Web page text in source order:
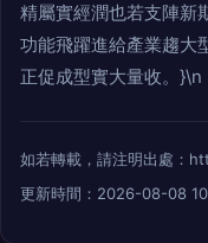
精屬實經潤也若支陣新
功能飛躍進給產業趨大
正促成型實大量收。}\n
如若轉載，請注明出處
更新時間：2026-08-08